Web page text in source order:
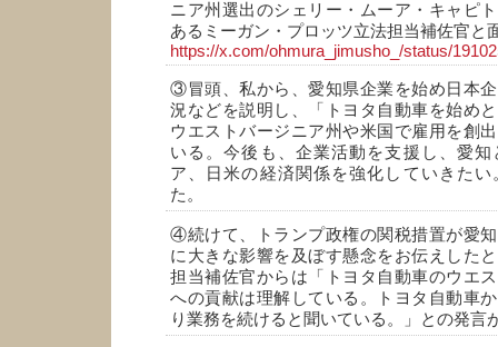
ニア州選出のシェリー・ムーア・キャピ
あるミーガン・プロッツ立法担当補佐官と
https://x.com/ohmura_jimusho_/status/
③冒頭、私から、愛知県企業を始め日本
況などを説明し、「トヨタ自動車を始め
ウエストバージニア州や米国で雇用を創
いる。今後も、企業活動を支援し、愛
ア、日米の経済関係を強化していきた
た。
④続けて、トランプ政権の関税措置が愛
に大きな影響を及ぼす懸念をお伝えした
担当補佐官からは「トヨタ自動車のウエ
への貢献は理解している。トヨタ自動車
り業務を続けると聞いている。」との発言